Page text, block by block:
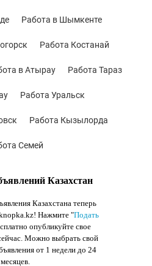
Казахстан
Казахстана теперь
! Нажмите "Подать
опубликуйте свое
Можно выбрать свой
от 1 недели до 24
месяцев.
Работа в Шымкенте
Работа Костанай
в Атырау Работа Тараз
Работа Уральск
Работа Кызылорда
Семей